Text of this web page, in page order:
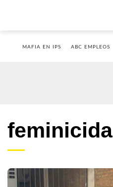
MAFIA EN IPS ABC EMPLEOS
feminicida